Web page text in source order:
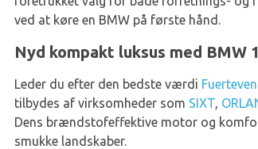
ved at køre en BMW på første hånd.
Nyd kompakt luksus med BMW
Leder du efter den bedste værdi
tilbydes af virksomheder som SIXT,
Dens brændstofeffektive motor og
smukke landskaber.